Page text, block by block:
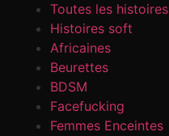
Toutes les histoires
Histoires soft
Africaines
Beurettes
BDSM
Facefucking
Femmes Enceintes